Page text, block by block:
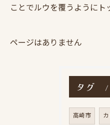
ことでルウを覆うようにト
ページはありません
タグ
高崎市